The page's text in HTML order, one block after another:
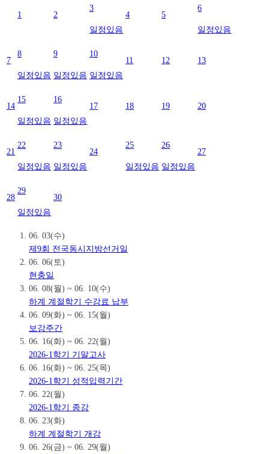
1 2
3
일정있음
4 5
6
일정있음
7
8
일정있음
9
일정있음
10
일정있음
11 12 13
14
15
일정있음
16
일정있음
17 18 19 20
21
22
일정있음
23
일정있음
24
25
일정있음
26
일정있음
27
28
29
일정있음
30
06. 03(수)
제9회 전국동시지방선거일
06. 06(토)
현충일
06. 08(월) ~ 06. 10(수)
하계 계절학기 수강료 납부
06. 09(화) ~ 06. 15(월)
보강주간
06. 16(화) ~ 06. 22(월)
2026-1학기 기말고사
06. 16(화) ~ 06. 25(목)
2026-1학기 성적입력기간
06. 22(월)
2026-1학기 종강
06. 23(화)
하계 계절학기 개강
06. 26(금) ~ 06. 29(월)